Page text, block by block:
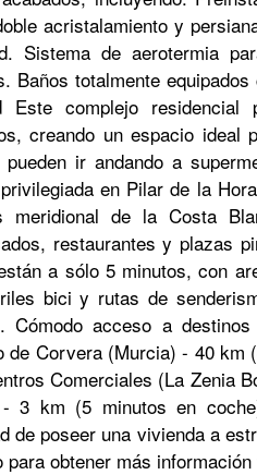
acristalamiento y
Sistema de aerotermia
Baños totalmente
Este complejo
creando un espacio
pueden ir andando a
en Pilar de la
meridional de la Costa
restaurantes y plazas
a sólo 5 minutos, con
bici y rutas de
Cómodo acceso a
de Corvera (Murcia) - 40 km
Comerciales (La Zenia
- 3 km (5 minutos en
de poseer una vivienda a
para obtener más